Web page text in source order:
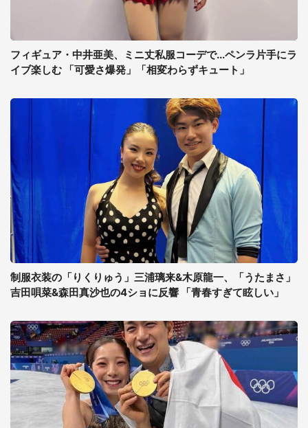
フィギュア・中井亜美、ミニ丈私服コーデで...ペンラ片手にラ
イブ楽しむ 「可愛さ爆発」「相変わらずキュート」
制服衣装の「りくりゅう」三浦璃来&木原龍一、「うたまさ」
吉田唄菜&森田真沙也の4ショに反響 「青春すぎて眩しい」